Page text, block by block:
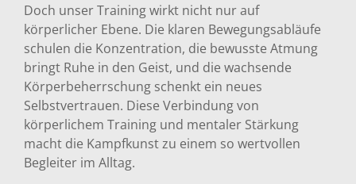
Doch unser Training wirkt nicht nur auf
körperlicher Ebene. Die klaren Bewegungsabläufe
schulen die Konzentration, die bewusste Atmung
bringt Ruhe in den Geist, und die wachsende
Körperbeherrschung schenkt ein neues
Selbstvertrauen. Diese Verbindung von
körperlichem Training und mentaler Stärkung
macht die Kampfkunst zu einem so wertvollen
Begleiter im Alltag.